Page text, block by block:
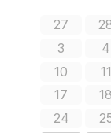
27
3
4
10
11
17
18
24